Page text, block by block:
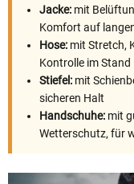
Jacke: mit
Komfort auf
Hose: mit Stretch,
Kontrolle im Stand
Stiefel: mit
sicheren Halt
Handschuhe: mit
Wetterschutz, für